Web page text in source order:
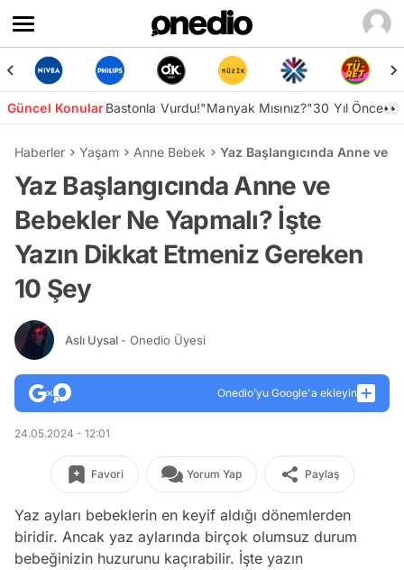
Güncel KonularBastonla Vurdu!"Manyak Mısınız?"30 Yıl Önce👀
Haberler Yaşam Anne Bebek Yaz Başlangıcında Anne ve
Yaz Başlangıcında Anne ve
Bebekler Ne Yapmalı? İşte
Yazın Dikkat Etmeniz Gereken
10 Şey
Aslı Uysal - Onedio Üyesi
Onedio’yu Google'a ekleyin
24.05.2024 - 12:01
Favori Yorum Yap Paylaş
Yaz ayları bebeklerin en keyif aldığı dönemlerden
biridir. Ancak yaz aylarında birçok olumsuz durum
bebeğinizin huzurunu kaçırabilir. İşte yazın